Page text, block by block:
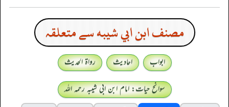
مصنف ابن ابي شيبه سے متعلقہ
ابواب احادیث
رواۃ الحدیث
سوانح حیات: امام ابن ابی شیبہ رحمہ اللہ